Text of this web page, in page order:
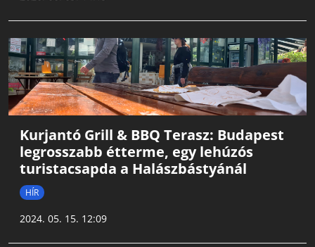
Kurjantó Grill & BBQ Terasz: Budapest
legrosszabb étterme, egy lehúzós
turistacsapda a Halászbástyánál
HÍR
2024. 05. 15. 12:09